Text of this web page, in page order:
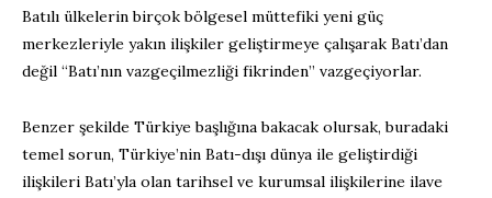
Batılı ülkelerin birçok bölgesel müttefiki yeni güç
merkezleriyle yakın ilişkiler geliştirmeye çalışarak Batı’dan
değil “Batı’nın vazgeçilmezliği fikrinden” vazgeçiyorlar.
Benzer şekilde Türkiye başlığına bakacak olursak, buradaki
temel sorun, Türkiye’nin Batı-dışı dünya ile geliştirdiği
ilişkileri Batı’yla olan tarihsel ve kurumsal ilişkilerine ilave